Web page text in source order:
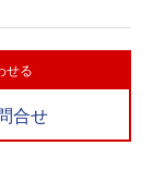
せる
合せ